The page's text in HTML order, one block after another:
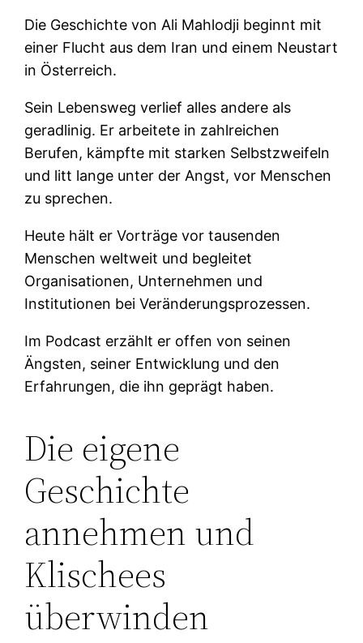
Die Geschichte von Ali Mahlodji beginnt mit
einer Flucht aus dem Iran und einem Neustart
in Österreich.
Sein Lebensweg verlief alles andere als
geradlinig. Er arbeitete in zahlreichen
Berufen, kämpfte mit starken Selbstzweifeln
und litt lange unter der Angst, vor Menschen
zu sprechen.
Heute hält er Vorträge vor tausenden
Menschen weltweit und begleitet
Organisationen, Unternehmen und
Institutionen bei Veränderungsprozessen.
Im Podcast erzählt er offen von seinen
Ängsten, seiner Entwicklung und den
Erfahrungen, die ihn geprägt haben.
Die eigene
Geschichte
annehmen und
Klischees
überwinden